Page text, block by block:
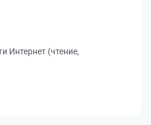
Интернет (чтение,